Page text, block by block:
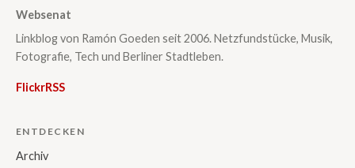
Websenat
Linkblog von Ramón Goeden seit 2006. Netzfundstücke, Musik,
Fotografie, Tech und Berliner Stadtleben.
FlickrRSS
ENTDECKEN
Archiv